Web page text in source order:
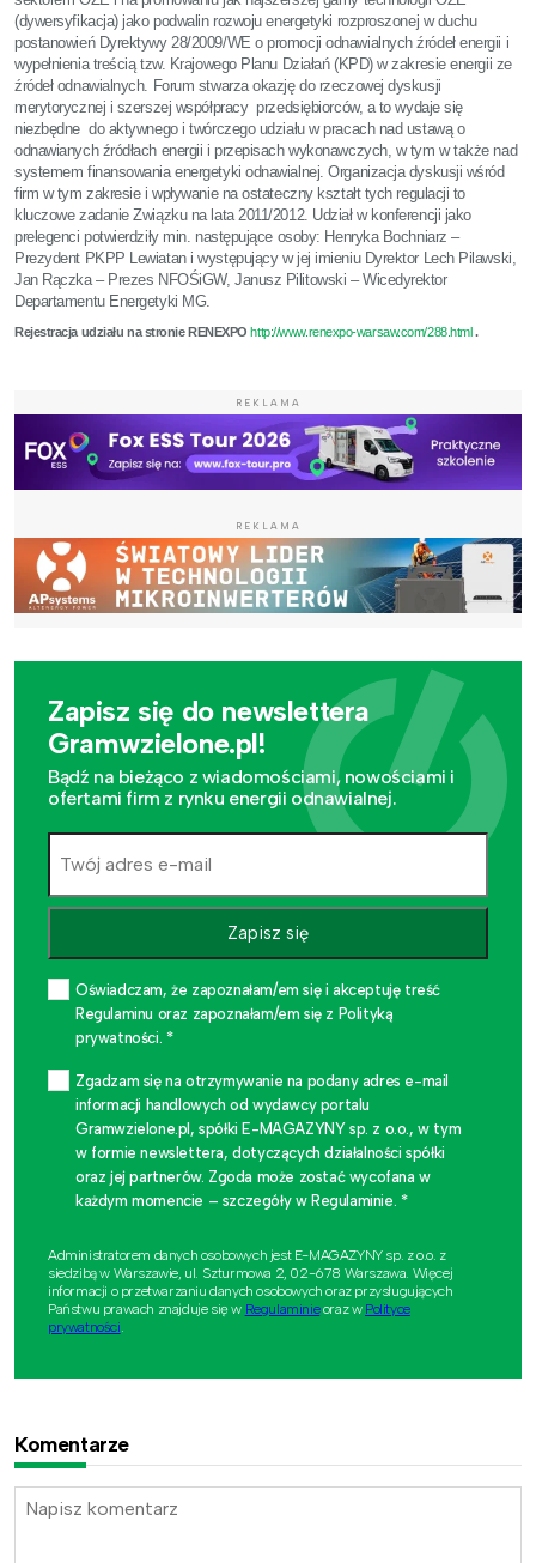
(dywersyfikacja) jako podwalin rozwoju energetyki rozproszonej w duchu
postanowień Dyrektywy 28/2009/WE o promocji odnawialnych źródeł energii i
wypełnienia treścią tzw. Krajowego Planu Działań (KPD) w zakresie energii ze
źródeł odnawialnych. Forum stwarza okazję do rzeczowej dyskusji
merytorycznej i szerszej współpracy przedsiębiorców, a to wydaje się
niezbędne do aktywnego i twórczego udziału w pracach nad ustawą o
odnawianych źródłach energii i przepisach wykonawczych, w tym w także nad
systemem finansowania energetyki odnawialnej. Organizacja dyskusji wśród
firm w tym zakresie i wpływanie na ostateczny kształt tych regulacji to
kluczowe zadanie Związku na lata 2011/2012. Udział w konferencji jako
prelegenci potwierdziły min. następujące osoby: Henryka Bochniarz –
Prezydent PKPP Lewiatan i występujący w jej imieniu Dyrektor Lech Pilawski,
Jan Rączka – Prezes NFOŚiGW, Janusz Pilitowski – Wicedyrektor
Departamentu Energetyki MG.
Rejestracja udziału na stronie RENEXPOhttp://www.renexpo-warsaw.com/288.html .
REKLAMA
REKLAMA
Zapisz się do newslettera
Gramwzielone.pl!
Bądź na bieżąco z wiadomościami, nowościami i
ofertami firm z rynku energii odnawialnej.
Zapisz się
Oświadczam, że zapoznałam/em się i akceptuję treść
Regulaminu oraz zapoznałam/em się z Polityką
prywatności. *
Zgadzam się na otrzymywanie na podany adres e-mail
informacji handlowych od wydawcy portalu
Gramwzielone.pl, spółki E-MAGAZYNY sp. z o.o., w tym
w formie newslettera, dotyczących działalności spółki
oraz jej partnerów. Zgoda może zostać wycofana w
każdym momencie – szczegóły w Regulaminie. *
Administratorem danych osobowych jest E-MAGAZYNY sp. z o.o. z
siedzibą w Warszawie, ul. Szturmowa 2, 02-678 Warszawa. Więcej
informacji o przetwarzaniu danych osobowych oraz przysługujących
Państwu prawach znajduje się w Regulaminieoraz w Polityce
prywatności.
Komentarze